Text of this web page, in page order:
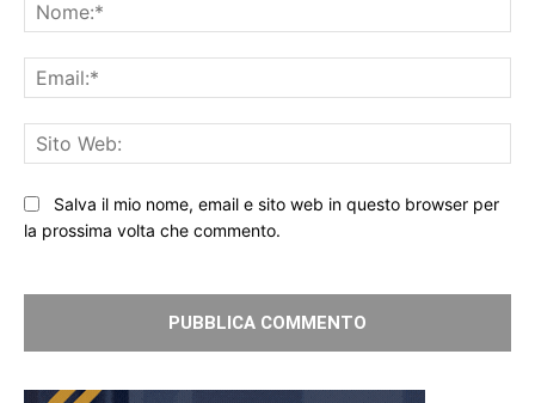
Salva il mio nome, email e sito web in questo browser per
la prossima volta che commento.